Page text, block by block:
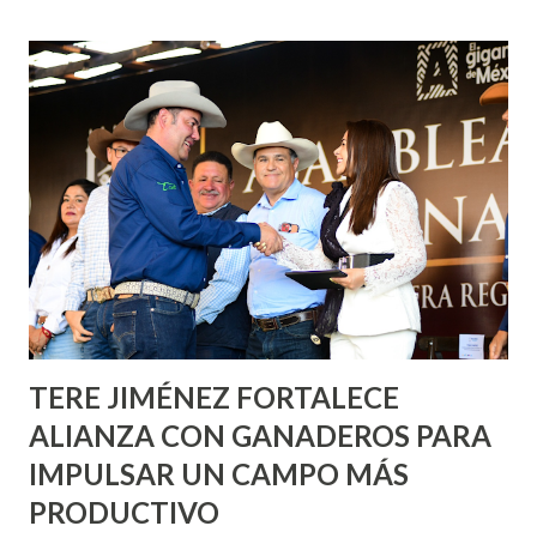
Corazón Urbano y el Municipio capital. Leo Montañez
informó que en este programa se usarán cerca de 90 mil
metros cuadrados de pintura, para dar inicio en la calle
Nieto, entre Jesús F. Elizondo y la calle 22 de Octubre, con
lo que se aplicará pintura en 66 casas. Posteriormente se
llevará este programa a Villas de Nuestra Señora de la
Asunción, Avenida Alameda y Decreto 27 de Septiembre, en
los edificios FOVISSSTE Ojo de Agua, en la comunidad
Norias de Paso Hondo y en los edificios de...
TERE JIMÉNEZ FORTALECE
ALIANZA CON GANADEROS PARA
IMPULSAR UN CAMPO MÁS
PRODUCTIVO